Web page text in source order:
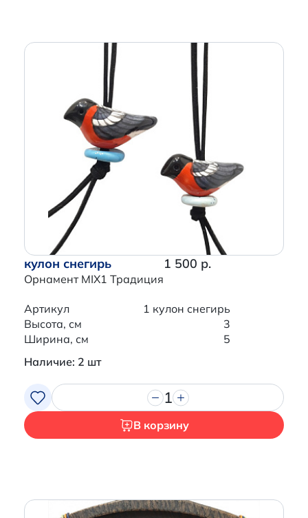
кулон снегирь
Орнамент MIX1 Традиция
1 500 р.
Артикул
1 кулон снегирь
Высота, см
3
Ширина, см
5
Наличие: 2 шт
1
В корзину